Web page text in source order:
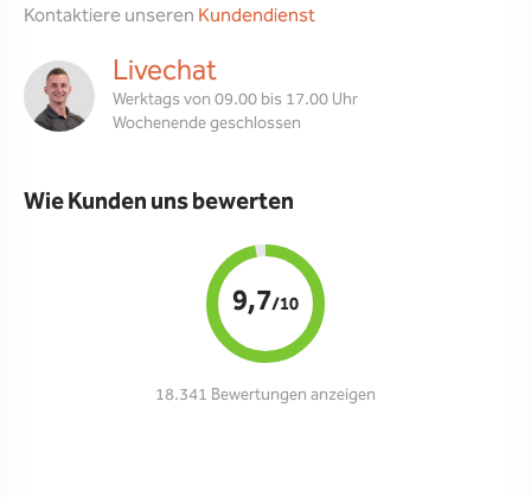
Kontaktiere unseren Kundendienst
Livechat
Werktags von 09.00 bis 17.00 Uhr
Wochenende geschlossen
Wie Kunden uns bewerten
9,7/10
18.341 Bewertungen anzeigen